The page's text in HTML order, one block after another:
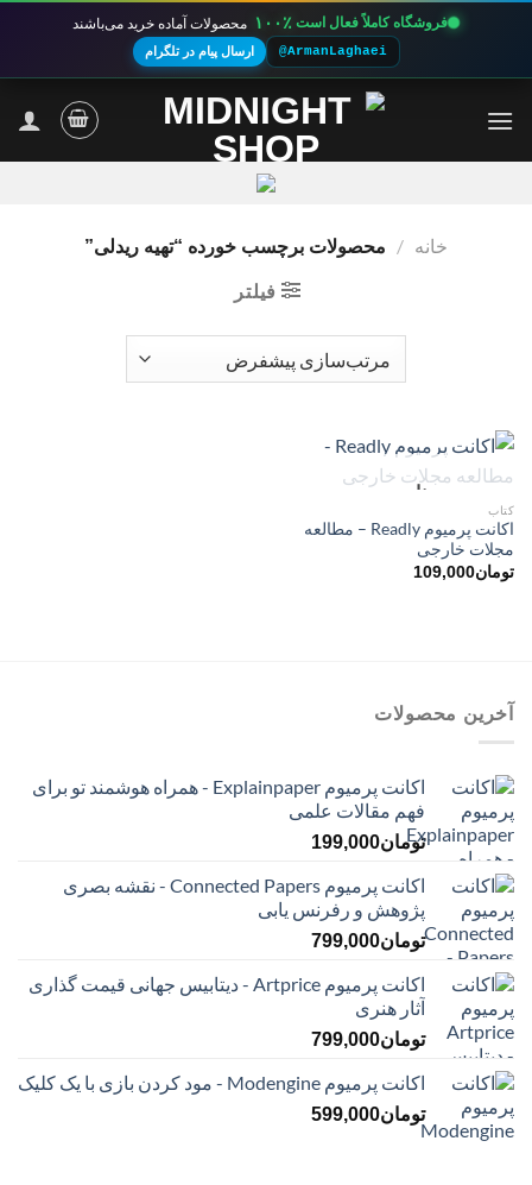
فروشگاه کاملاً فعال است ۱۰۰٪ محصولات آماده خرید می‌باشند
@ArmanLaghaei ارسال پیام در تلگرام
خانه / محصولات برچسب خورده “تهیه ریدلی”
فیلتر
ناموجود
کتاب
اکانت پرمیوم Readly – مطالعه
مجلات خارجی
تومان109,000
آخرین محصولات
اکانت پرمیوم Explainpaper - همراه هوشمند تو برای
فهم مقالات علمی
تومان199,000
اکانت پرمیوم Connected Papers - نقشه بصری
پژوهش و رفرنس یابی
تومان799,000
اکانت پرمیوم Artprice - دیتابیس جهانی قیمت ‌گذاری
آثار هنری
تومان799,000
اکانت پرمیوم Modengine - مود کردن بازی با یک کلیک
تومان599,000